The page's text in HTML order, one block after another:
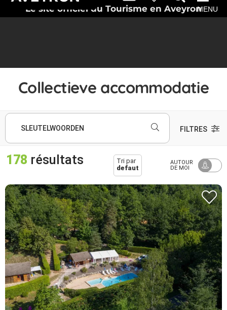
Le site officiel du Tourisme en AveyronMENU
Collectieve accommodatie
SLEUTELWOORDEN FILTRES
178 résultats
Tri par
defaut
AUTOUR
DE MOI